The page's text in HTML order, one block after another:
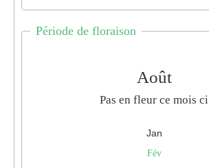
Période de floraison
Août
Pas en fleur ce mois ci
Jan
Fév